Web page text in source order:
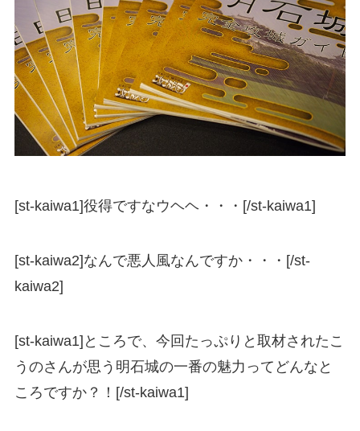
[st-kaiwa1]役得ですなウヘヘ・・・[/st-kaiwa1]
[st-kaiwa2]なんで悪人風なんですか・・・[/st-
kaiwa2]
[st-kaiwa1]ところで、今回たっぷりと取材されたこ
うのさんが思う明石城の一番の魅力ってどんなと
ころですか？！[/st-kaiwa1]